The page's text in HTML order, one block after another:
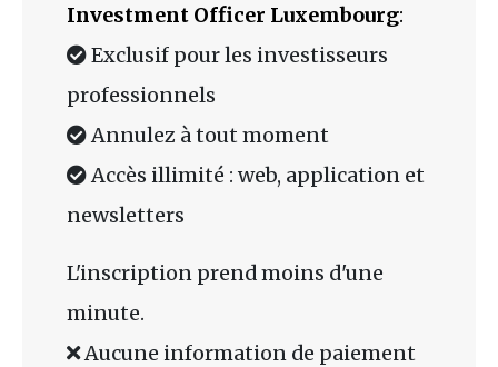
Investment Officer Luxembourg:
Exclusif pour les investisseurs
professionnels
Annulez à tout moment
Accès illimité : web, application et
newsletters
L'inscription prend moins d'une
minute.
Aucune information de paiement